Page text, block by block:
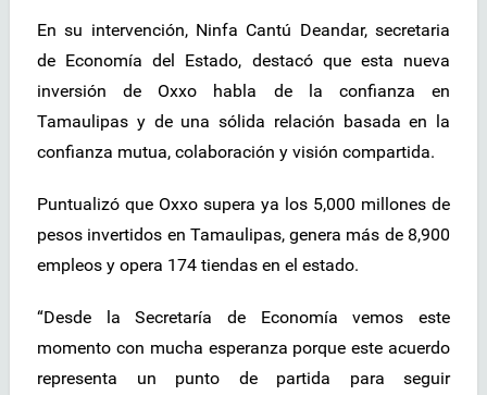
En su intervención, Ninfa Cantú Deandar, secretaria
de Economía del Estado, destacó que esta nueva
inversión de Oxxo habla de la confianza en
Tamaulipas y de una sólida relación basada en la
confianza mutua, colaboración y visión compartida.
Puntualizó que Oxxo supera ya los 5,000 millones de
pesos invertidos en Tamaulipas, genera más de 8,900
empleos y opera 174 tiendas en el estado.
“Desde la Secretaría de Economía vemos este
momento con mucha esperanza porque este acuerdo
representa un punto de partida para seguir